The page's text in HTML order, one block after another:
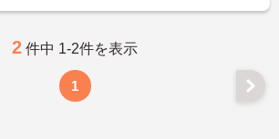
しますのでお気軽にご相談くだ
2 件中 1-2件を表示
1